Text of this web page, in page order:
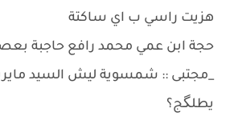
هزيت راسي ب اي ساكتة
حجة ابن عمي محمد رافع حاجبة
_مجتبى :: شمسوية ليش السيد
يطلگج؟